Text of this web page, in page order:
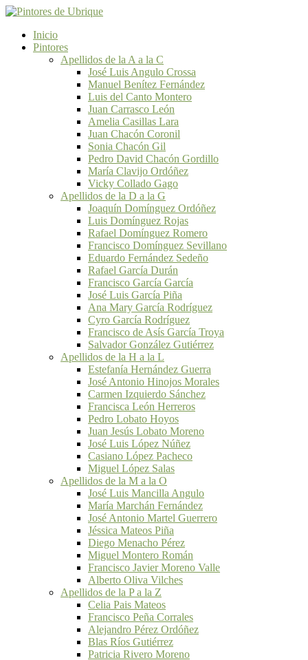
Inicio
Pintores
Apellidos de la A a la C
José Luis Angulo Crossa
Manuel Benítez Fernández
Luis del Canto Montero
Juan Carrasco León
Amelia Casillas Lara
Juan Chacón Coronil
Sonia Chacón Gil
Pedro David Chacón Gordillo
María Clavijo Ordóñez
Vicky Collado Gago
Apellidos de la D a la G
Joaquín Domínguez Ordóñez
Luis Domínguez Rojas
Rafael Domínguez Romero
Francisco Domínguez Sevillano
Eduardo Fernández Sedeño
Rafael García Durán
Francisco García García
José Luis García Piña
Ana Mary García Rodríguez
Cyro García Rodríguez
Francisco de Asís García Troya
Salvador González Gutiérrez
Apellidos de la H a la L
Estefanía Hernández Guerra
José Antonio Hinojos Morales
Carmen Izquierdo Sánchez
Francisca León Herreros
Pedro Lobato Hoyos
Juan Jesús Lobato Moreno
José Luis López Núñez
Casiano López Pacheco
Miguel López Salas
Apellidos de la M a la O
José Luis Mancilla Angulo
María Marchán Fernández
José Antonio Martel Guerrero
Jéssica Mateos Piña
Diego Menacho Pérez
Miguel Montero Román
Francisco Javier Moreno Valle
Alberto Oliva Vilches
Apellidos de la P a la Z
Celia Pais Mateos
Francisco Peña Corrales
Alejandro Pérez Ordóñez
Blas Ríos Gutiérrez
Patricia Rivero Moreno